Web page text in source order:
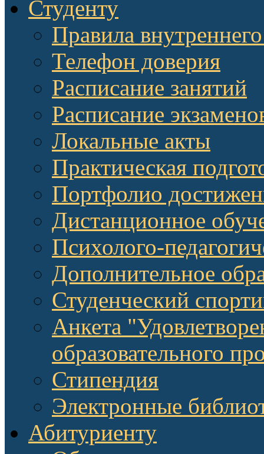
Студенту
Правила
Телефон доверия
Расписание занятий
Расписание
Локальные акты
Практическая
Портфолио
Дистанционное
Психолого-
Дополнительное
Студенческий
Анкета
образовательного
Стипендия
Электронные
Абитуриенту